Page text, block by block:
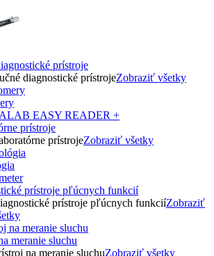
prístroje
diagnostické prístrojeZobraziť všetky
prístroje
prístrojeZobraziť všetky
prístroje pľúcnych funkcií
prístroje pľúcnych funkciíZobraziť
meranie sluchu
na meranie sluchuZobraziť všetky